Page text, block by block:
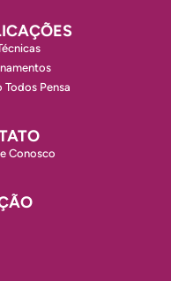
Todos Pensa
Conosco